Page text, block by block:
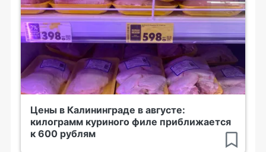
Цены в Калининграде в августе:
килограмм куриного филе приближается
к 600 рублям